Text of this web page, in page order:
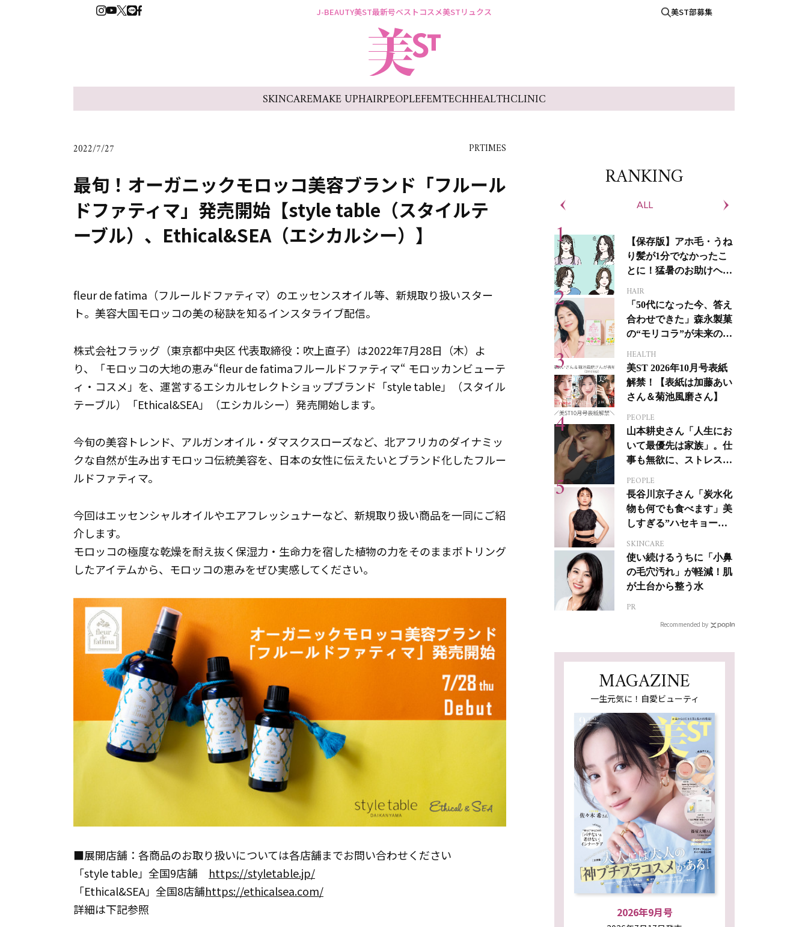
J-BEAUTY美ST最新号ベストコスメ美STリュクス 美ST部募集
SKINCAREMAKE UPHAIRPEOPLEFEMTECHHEALTHCLINIC
2022/7/27 PRTIMES
最旬！オーガニックモロッコ美容ブランド「フルール
ドファティマ」発売開始【style table（スタイルテ
ーブル）、Ethical&SEA（エシカルシー）】
fleur de fatima（フルールドファティマ）のエッセンスオイル等、新規取り扱いスター
ト。美容大国モロッコの美の秘訣を知るインスタライブ配信。
株式会社フラッグ（東京都中央区 代表取締役：吹上直子）は2022年7月28日（木）よ
り、「モロッコの大地の恵み“fleur de fatimaフルールドファティマ“ モロッカンビューテ
ィ・コスメ」を、運営するエシカルセレクトショップブランド「style table」（スタイル
テーブル）「Ethical&SEA」（エシカルシー）発売開始します。
今旬の美容トレンド、アルガンオイル・ダマスクスローズなど、北アフリカのダイナミッ
クな自然が生み出すモロッコ伝統美容を、日本の女性に伝えたいとブランド化したフルー
ルドファティマ。
今回はエッセンシャルオイルやエアフレッシュナーなど、新規取り扱い商品を一同にご紹
介します。
モロッコの極度な乾燥を耐え抜く保湿力・生命力を宿した植物の力をそのままボトリング
したアイテムから、モロッコの恵みをぜひ実感してください。
■展開店舗：各商品のお取り扱いについては各店舗までお問い合わせください
「style table」全国9店舗 https://styletable.jp/
「Ethical&SEA」全国8店舗https://ethicalsea.com/
詳細は下記参照
RANKING
ALL
【保存版】アホ毛・うね
り髪が1分でなかったこ
とに！猛暑のお助けヘア
HAIR
「50代になった今、答え
合わせできた」森永製菓
の“モリコラ”が未来のキ
HEALTH
美ST 2026年10月号表紙
解禁！【表紙は加藤あい
さん＆菊池風磨さん】
PEOPLE
山本耕史さん「人生にお
いて最優先は家族」。仕
事も無欲に、ストレスを
PEOPLE
長谷川京子さん「炭水化
物も何でも食べます」美
しすぎる”ハセキョーボ
SKINCARE
使い続けるうちに「小鼻
の毛穴汚れ」が軽減！肌
が土台から整う水
PR
Recommended by
MAGAZINE
一生元気に！自愛ビューティ
2026年9月号